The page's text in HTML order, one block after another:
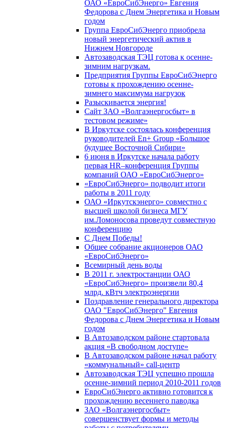
ОАО «ЕвроСибЭнерго» Евгения
Федорова с Днем Энергетика и Новым
годом
Группа ЕвроСибЭнерго приобрела
новый энергетический актив в
Нижнем Новгороде
Автозаводская ТЭЦ готова к осенне-
зимним нагрузкам.
Предприятия Группы ЕвроСибЭнерго
готовы к прохождению осенне-
зимнего максимума нагрузок
Разыскивается энергия!
Сайт ЗАО «Волгаэнергосбыт» в
тестовом режиме»
В Иркутске состоялась конференция
руководителей En+ Group «Большое
будущее Восточной Сибири»
6 июня в Иркутске начала работу
первая HR–конференция Группы
компаний ОАО «ЕвроСибЭнерго»
«ЕвроСибЭнерго» подводит итоги
работы в 2011 году
ОАО «Иркутскэнерго» совместно с
высшей школой бизнеса МГУ
им.Ломоносова проведут совместную
конференцию
С Днем Победы!
Общее собрание акционеров ОАО
«ЕвроСибЭнерго»
Всемирный день воды
В 2011 г. электростанции ОАО
«ЕвроСибЭнерго» произвели 80,4
млрд. кВтч электроэнергии
Поздравление генерального директора
ОАО "ЕвроСибЭнерго" Евгения
Федорова с Днем Энергетика и Новым
годом
В Автозаводском районе стартовала
акция «В свободном доступе»
В Автозаводском районе начал работу
«коммунальный» call-центр
Автозаводская ТЭЦ успешно прошла
осенне-зимний период 2010-2011 годов
ЕвроСибЭнерго активно готовится к
прохождению весеннего паводка
ЗАО «Волгаэнергосбыт»
совершенствует формы и методы